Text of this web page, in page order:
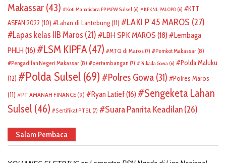
Makassar (43) Koti Mahatidana PP MPW Sulsel (6) KPKNL PALOPO (6)
KTT
ASEAN 2022 (10) Lahan di Lantebung(11) LAKI P 45 MAROS (27)
Lapas kelas IIB Maros (21) LBH SPK MAROS (18)
Lembaga
PHLH (16) LSM KIPFA (47) MTQ di Maros (7) Pemkot Makassar (8)
Pengadilan Negeri Makassar (8) pertambangan (7) Pilkada Gowa (6)
Polda Maluku
(12)
Polda Sulsel (69) Polres Gowa (31)
Polres Maros
(11)
PT AMANAH FINANCE(9) Ryan Latief(16)
Sengeketa Lahan
Sulsel (46) Sertifikat PTSL (7) Suara Panrita Keadilan(26)
Salam Pembaca